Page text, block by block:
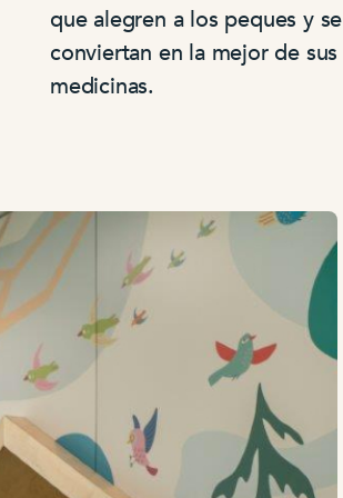
que alegren a los peques y se
conviertan en la mejor de sus
medicinas.